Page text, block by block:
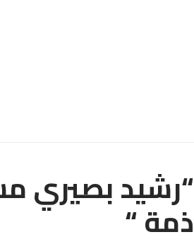
“رشيد بصيري
ذمة “